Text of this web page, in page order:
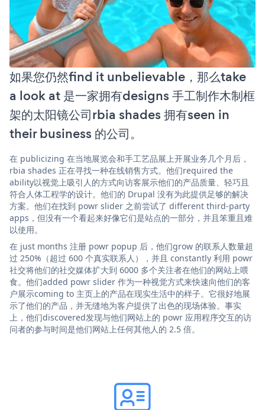
如果您仍然find it unbelievable，那么take
a look at 是一家拥有designs 手工制作木制框
架的太阳镜公司rbia shades 拥有seen in
their business 的公司。
在 publicizing 在当地展览会和手工艺品展上开展业务几个月后，
rbia shades 正在寻找一种在线销售方式。他们required the
ability以视觉上吸引人的方式向访客展示他们的产品质量、轻巧且
符合人体工程学的设计。他们的 Drupal 没有为此提供足够的解决
方案。他们在找到 powr slider 之前尝试了 different third-party
apps，但没有一个看起来好像它们是站点的一部分，并且笨重且难
以使用。
在 just months 注册 powr popup 后，他们grow 的联系人数量超
过 250%（超过 600 个真实联系人），并且 constantly 利用 powr
社交将他们的社交媒体扩大到 6000 多个关注者在他们的网站上喂
食。他们added powr slider 作为一种视觉方式来快速向他们的客
户展示coming to 主页上的产品在现实生活中的样子。它很好地展
示了他们的产品，并无缝地为客户提供了出色的现场体验。事实
上，他们discovered发现与他们网站上的 powr 应用程序交互的访
问者的参与时间是他们网站上任何其他人的 2.5 倍。